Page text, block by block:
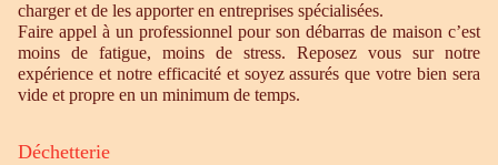
charger et de les apporter en entreprises spécialisées.
Faire appel à un professionnel pour son débarras de maison c’est
moins de fatigue, moins de stress. Reposez vous sur notre
expérience et notre efficacité et soyez assurés que votre bien sera
vide et propre en un minimum de temps.
Déchetterie